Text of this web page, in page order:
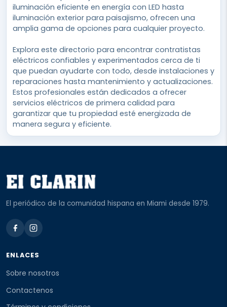
iluminación eficiente en energía con LED hasta
iluminación exterior para paisajismo, ofrecen una
amplia gama de opciones para cualquier proyecto.
Explora este directorio para encontrar contratistas
eléctricos confiables y experimentados cerca de ti
que puedan ayudarte con todo, desde instalaciones y
reparaciones hasta mantenimiento y actualizaciones.
Estos profesionales están dedicados a ofrecer
servicios eléctricos de primera calidad para
garantizar que tu propiedad esté energizada de
manera segura y eficiente.
El periódico de la comunidad hispana en Miami desde 1979.
ENLACES
Sobre nosotros
Contactenos